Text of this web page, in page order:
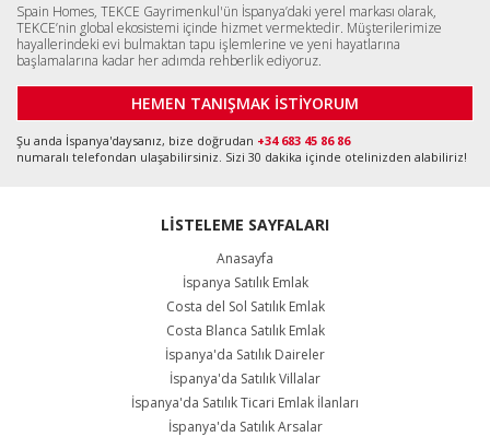
Spain Homes, TEKCE Gayrimenkul'ün İspanya’daki yerel markası olarak,
TEKCE’nin global ekosistemi içinde hizmet vermektedir. Müşterilerimize
hayallerindeki evi bulmaktan tapu işlemlerine ve yeni hayatlarına
başlamalarına kadar her adımda rehberlik ediyoruz.
HEMEN TANIŞMAK İSTİYORUM
Şu anda İspanya'daysanız, bize doğrudan +34 683 45 86 86
numaralı telefondan ulaşabilirsiniz. Sizi 30 dakika içinde otelinizden alabiliriz!
LİSTELEME SAYFALARI
Anasayfa
İspanya Satılık Emlak
Costa del Sol Satılık Emlak
Costa Blanca Satılık Emlak
İspanya'da Satılık Daireler
İspanya'da Satılık Villalar
İspanya'da Satılık Ticari Emlak İlanları
İspanya'da Satılık Arsalar